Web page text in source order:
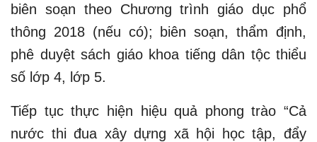
biên soạn theo Chương trình giáo dục phổ
thông 2018 (nếu có); biên soạn, thẩm định,
phê duyệt sách giáo khoa tiếng dân tộc thiểu
số lớp 4, lớp 5.
Tiếp tục thực hiện hiệu quả phong trào “Cả
nước thi đua xây dựng xã hội học tập, đẩy